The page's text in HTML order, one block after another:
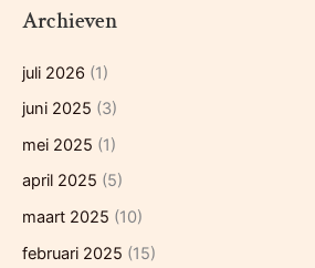
Archieven
juli 2026 (1)
juni 2025 (3)
mei 2025 (1)
april 2025 (5)
maart 2025 (10)
februari 2025 (15)